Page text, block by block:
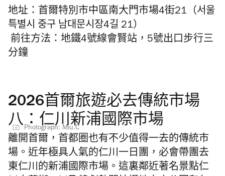
地址：首爾特別市中區南大門市場4街21（서울
특별시 중구 남대문시장4길 21）
前往方法：地鐵4號線會賢站，5號出口步行三
分鐘
2026首爾旅遊必去傳統市場
八：仁川新浦國際市場
Photograph: Miu.C
離開首爾，首都圈也有不少值得一去的傳統市
場。近年極具人氣的仁川一日團，必會帶團去
東仁川的新浦國際市場。這裏鄰近著名景點仁